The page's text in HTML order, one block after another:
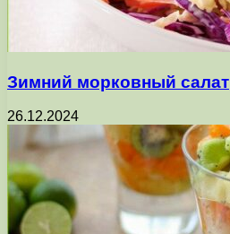
Зимний морковный салат
26.12.2024